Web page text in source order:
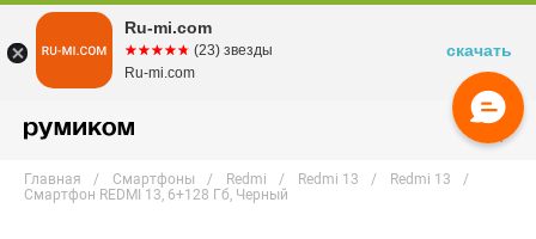
Главная Смартфоны Redmi Redmi 13
Redmi 13
Смартфон REDMI 13, 6+128 Гб, Черный
Ru-mi.com
☆☆☆☆☆
★★★★★ (23) звезды
Ru-mi.com
скачать